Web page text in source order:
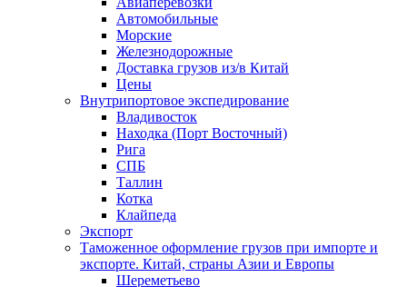
Автомобильные
Морские
Железнодорожные
Доставка грузов из/в Китай
Цены
Внутрипортовое экспедирование
Владивосток
Находка (Порт Восточный)
Рига
СПБ
Таллин
Котка
Клайпеда
Экспорт
Таможенное оформление грузов при импорте и
экспорте. Китай, страны Азии и Европы
Шереметьево